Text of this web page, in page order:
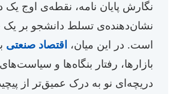
نگارش پایان نامه، نقطه‌ی اوج
نشان‌دهنده‌ی تسلط دانشجو بر
است. در این میان،
اقتصاد صنعتی
بازارها، رفتار بنگاه‌ها و
دریچه‌ای نو به درک عمیق‌تر از